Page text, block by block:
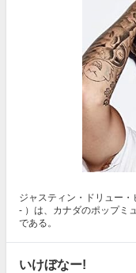
ジャスティン・ドリュー
- ）は、カナダのポップミ
である。
いけぼなー!